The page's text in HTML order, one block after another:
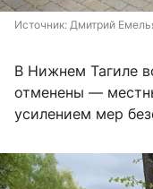
Источник: Дмитрий
В Нижнем Тагиле
отменены —
усилением мер